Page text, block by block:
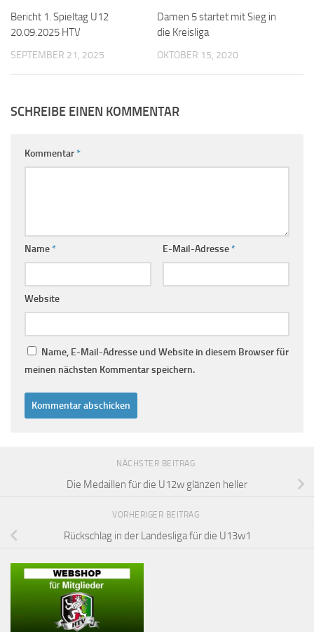
Bericht 1. Spieltag U12
20.09.2025 HTV
SEPTEMBER 21, 2025
Damen 5 startet mit Sieg in
die Kreisliga
OKTOBER 15, 2020
SCHREIBE EINEN KOMMENTAR
Kommentar*
Name* E-Mail-Adresse*
Website
Name, E-Mail-Adresse und Website in diesem Browser für
meinen nächsten Kommentar speichern.
NÄCHSTER BEITRAG
Die Medaillen für die U12w glänzen heller
VORHERIGER BEITRAG
Rückschlag in der Landesliga für die U13w1